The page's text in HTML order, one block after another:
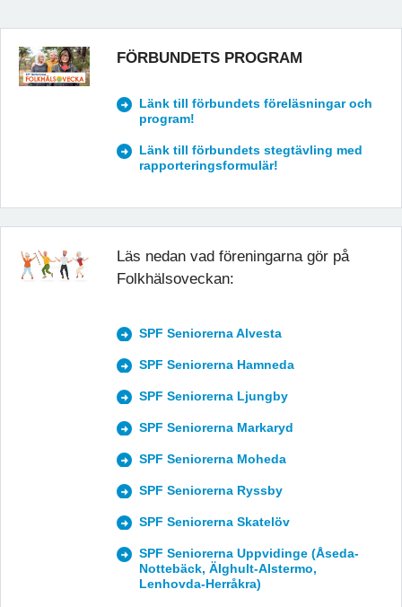
FÖRBUNDETS PROGRAM
Länk till förbundets föreläsningar och
program!
Länk till förbundets stegtävling med
rapporteringsformulär!
Läs nedan vad föreningarna gör på
Folkhälsoveckan:
SPF Seniorerna Alvesta
SPF Seniorerna Hamneda
SPF Seniorerna Ljungby
SPF Seniorerna Markaryd
SPF Seniorerna Moheda
SPF Seniorerna Ryssby
SPF Seniorerna Skatelöv
SPF Seniorerna Uppvidinge (Åseda-
Nottebäck, Älghult-Alstermo,
Lenhovda-Herråkra)